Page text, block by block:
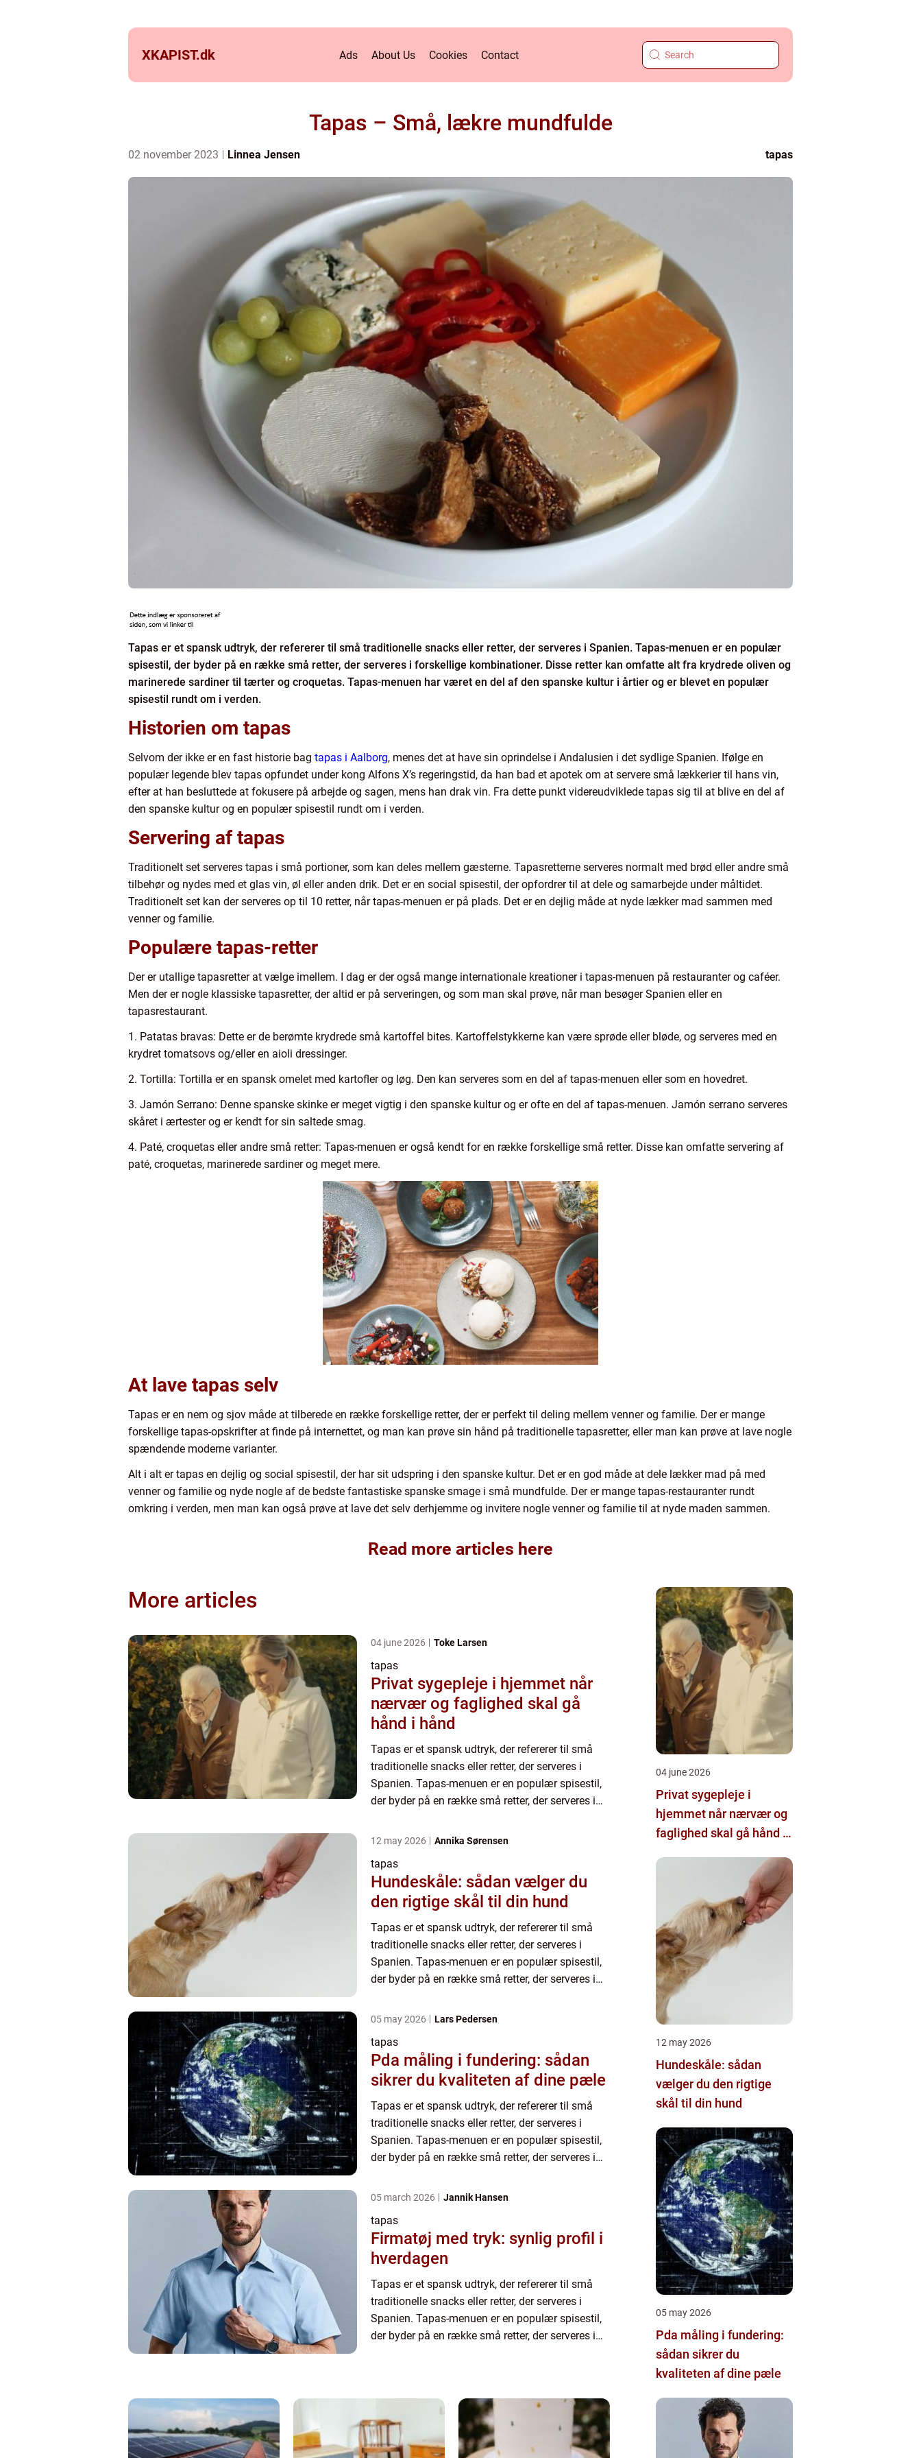
XKAPIST.dk Ads About Us Cookies Contact
Tapas – Små, lækre mundfulde
02 november 2023 Linnea Jensen tapas
Tapas er et spansk udtryk, der refererer til små traditionelle snacks eller retter, der serveres i Spanien. Tapas-menuen er en populær
spisestil, der byder på en række små retter, der serveres i forskellige kombinationer. Disse retter kan omfatte alt fra krydrede oliven og
marinerede sardiner til tærter og croquetas. Tapas-menuen har været en del af den spanske kultur i årtier og er blevet en populær
spisestil rundt om i verden.
Historien om tapas
Selvom der ikke er en fast historie bag tapas i Aalborg, menes det at have sin oprindelse i Andalusien i det sydlige Spanien. Ifølge en
populær legende blev tapas opfundet under kong Alfons X’s regeringstid, da han bad et apotek om at servere små lækkerier til hans vin,
efter at han besluttede at fokusere på arbejde og sagen, mens han drak vin. Fra dette punkt videreudviklede tapas sig til at blive en del af
den spanske kultur og en populær spisestil rundt om i verden.
Servering af tapas
Traditionelt set serveres tapas i små portioner, som kan deles mellem gæsterne. Tapasretterne serveres normalt med brød eller andre små
tilbehør og nydes med et glas vin, øl eller anden drik. Det er en social spisestil, der opfordrer til at dele og samarbejde under måltidet.
Traditionelt set kan der serveres op til 10 retter, når tapas-menuen er på plads. Det er en dejlig måde at nyde lækker mad sammen med
venner og familie.
Populære tapas-retter
Der er utallige tapasretter at vælge imellem. I dag er der også mange internationale kreationer i tapas-menuen på restauranter og caféer.
Men der er nogle klassiske tapasretter, der altid er på serveringen, og som man skal prøve, når man besøger Spanien eller en
tapasrestaurant.
1. Patatas bravas: Dette er de berømte krydrede små kartoffel bites. Kartoffelstykkerne kan være sprøde eller bløde, og serveres med en
krydret tomatsovs og/eller en aioli dressinger.
2. Tortilla: Tortilla er en spansk omelet med kartofler og løg. Den kan serveres som en del af tapas-menuen eller som en hovedret.
3. Jamón Serrano: Denne spanske skinke er meget vigtig i den spanske kultur og er ofte en del af tapas-menuen. Jamón serrano serveres
skåret i ærtester og er kendt for sin saltede smag.
4. Paté, croquetas eller andre små retter: Tapas-menuen er også kendt for en række forskellige små retter. Disse kan omfatte servering af
paté, croquetas, marinerede sardiner og meget mere.
At lave tapas selv
Tapas er en nem og sjov måde at tilberede en række forskellige retter, der er perfekt til deling mellem venner og familie. Der er mange
forskellige tapas-opskrifter at finde på internettet, og man kan prøve sin hånd på traditionelle tapasretter, eller man kan prøve at lave nogle
spændende moderne varianter.
Alt i alt er tapas en dejlig og social spisestil, der har sit udspring i den spanske kultur. Det er en god måde at dele lækker mad på med
venner og familie og nyde nogle af de bedste fantastiske spanske smage i små mundfulde. Der er mange tapas-restauranter rundt
omkring i verden, men man kan også prøve at lave det selv derhjemme og invitere nogle venner og familie til at nyde maden sammen.
Read more articles here
More articles
04 june 2026 Toke Larsen
tapas
Privat sygepleje i hjemmet når
nærvær og faglighed skal gå
hånd i hånd
Tapas er et spansk udtryk, der refererer til små
traditionelle snacks eller retter, der serveres i
Spanien. Tapas-menuen er en populær spisestil,
der byder på en række små retter, der serveres i
omfatte alt...
12 may 2026 Annika Sørensen
tapas
Hundeskåle: sådan vælger du
den rigtige skål til din hund
Tapas er et spansk udtryk, der refererer til små
traditionelle snacks eller retter, der serveres i
Spanien. Tapas-menuen er en populær spisestil,
der byder på en række små retter, der serveres i
omfatte alt...
05 may 2026 Lars Pedersen
tapas
Pda måling i fundering: sådan
sikrer du kvaliteten af dine pæle
Tapas er et spansk udtryk, der refererer til små
traditionelle snacks eller retter, der serveres i
Spanien. Tapas-menuen er en populær spisestil,
der byder på en række små retter, der serveres i
omfatte alt...
05 march 2026 Jannik Hansen
tapas
Firmatøj med tryk: synlig profil i
hverdagen
Tapas er et spansk udtryk, der refererer til små
traditionelle snacks eller retter, der serveres i
Spanien. Tapas-menuen er en populær spisestil,
der byder på en række små retter, der serveres i
04 june 2026
Privat sygepleje i
hjemmet når nærvær og
faglighed skal gå hånd i
12 may 2026
Hundeskåle: sådan
vælger du den rigtige
skål til din hund
05 may 2026
Pda måling i fundering:
sådan sikrer du
kvaliteten af dine pæle